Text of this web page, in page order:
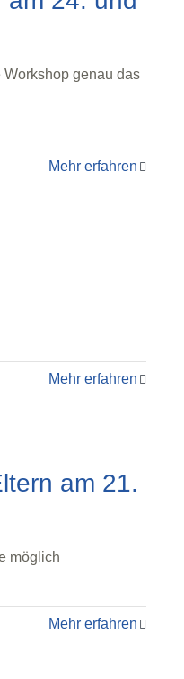
genau das
Mehr erfahren
Mehr erfahren
am 21.
möglich
Mehr erfahren